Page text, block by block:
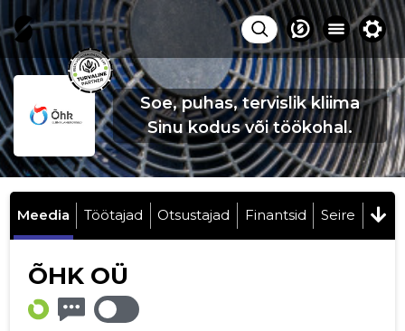
Soe, puhas, tervislik kliima
Sinu kodus või töökohal.
Meedia Töötajad Otsustajad Finantsid Seire
ÕHK OÜ